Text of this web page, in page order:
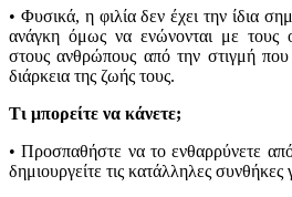
• Φυσικά, η φιλία δεν έχει την ίδια
ανάγκη όμως να ενώνονται με τους
στους ανθρώπους από την στιγμή που
διάρκεια της ζωής τους.
Τι μπορείτε να κάνετε;
• Προσπαθήστε να το ενθαρρύνετε
δημιουργείτε τις κατάλληλες συνθήκες